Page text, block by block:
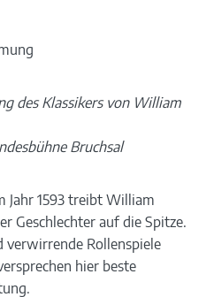
des Klassikers von William
Bruchsal
Jahr 1593 treibt William
Geschlechter auf die Spitze.
verwirrende Rollenspiele
hier beste